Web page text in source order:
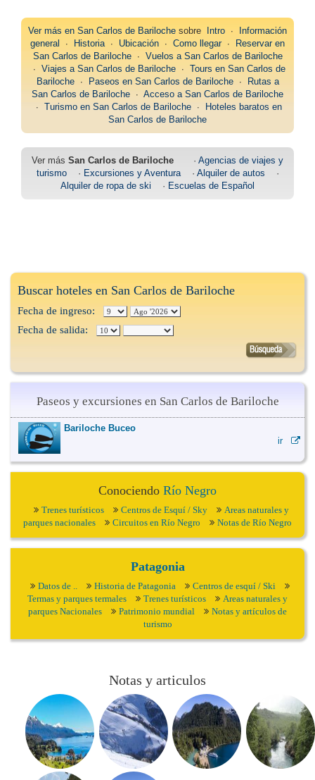
Ver más en San Carlos de Bariloche sobre Intro ∙
Información
general
∙ Historia∙ Ubicación ∙ Como llegar∙
Reservar en
San Carlos de Bariloche∙ Vuelos a San Carlos de Bariloche
∙ Viajes a San Carlos de Bariloche∙ Tours en San Carlos de
Bariloche∙ Paseos en San Carlos de Bariloche∙
Rutas a
San Carlos de Bariloche ∙ Acceso a San Carlos de Bariloche
∙ Turismo en San Carlos de Bariloche ∙
Hoteles baratos en
San Carlos de Bariloche
Ver más San Carlos de Bariloche · Agencias de viajes y
turismo· Excursiones y Aventura· Alquiler de autos ·
Alquiler de ropa de ski · Escuelas de Español
Buscar hoteles en San Carlos de Bariloche
Fecha de ingreso:
Fecha de salida:
Paseos y excursiones en San Carlos de Bariloche
Bariloche Buceo
ir
Conociendo Río Negro
Trenes turísticos Centros de Esquí / Sky
Areas naturales y
parques nacionales
Circuitos en Río Negro Notas de Río Negro
Patagonia
Datos de .. Historia de Patagonia
Centros de esquí / Ski
Termas y parques termales
Trenes turísticos
Areas naturales y
parques Nacionales
Patrimonio mundial
Notas y artículos de
turismo
Notas y articulos